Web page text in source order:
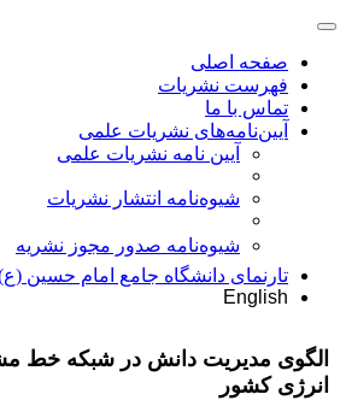
صفحه اصلی
فهرست نشریات
تماس با ما
آیین‌نامه‌های نشریات علمی
آیین نامه نشریات علمی
شیوه‌نامه انتشار نشریات
شیوهنامه صدور مجوز نشریه
تارنمای دانشگاه جامع امام حسین
English
الگوی مدیریت دانش در شبکه خط
انرژی کشور